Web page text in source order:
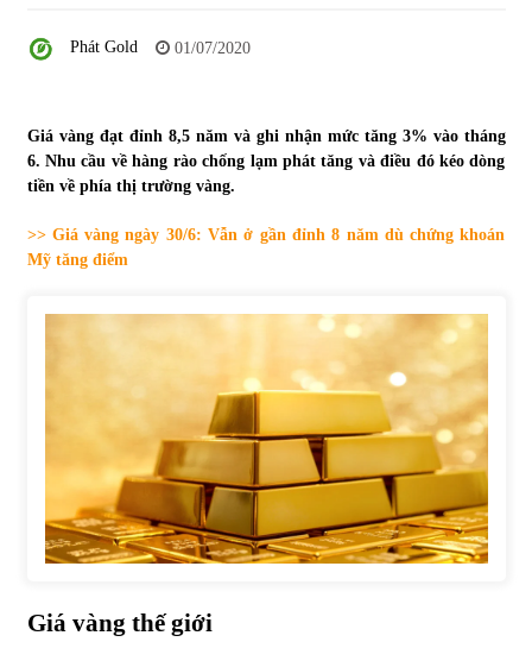
Top 10 mặt hàng Việt Nam xuất khẩu nhiều nhất tháng
Tự doanh ngày 3.6.2022: CTCK mua ròng 28,7 tỷ đồng
06/06/2022
Bất ổn từ các cuộc đấu giá đất ở Thanh Hoá
31/05/2022
Tiền gửi vào ngân hàng tiếp tục tăng mạnh
31/05/2022
31/05/2022
Phát Gold 01/07/2020
Giá vàng đạt đỉnh 8,5 năm và ghi nhận mức tăng 3% vào tháng
6. Nhu cầu về hàng rào chống lạm phát tăng và điều đó kéo dòng
tiền về phía thị trường vàng.
>> Giá vàng ngày 30/6: Vẫn ở gần đỉnh 8 năm dù chứng khoán
Mỹ tăng điểm
Giá vàng thế giới